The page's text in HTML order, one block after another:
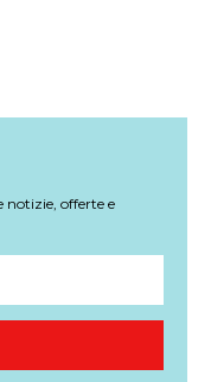
notizie, offerte e